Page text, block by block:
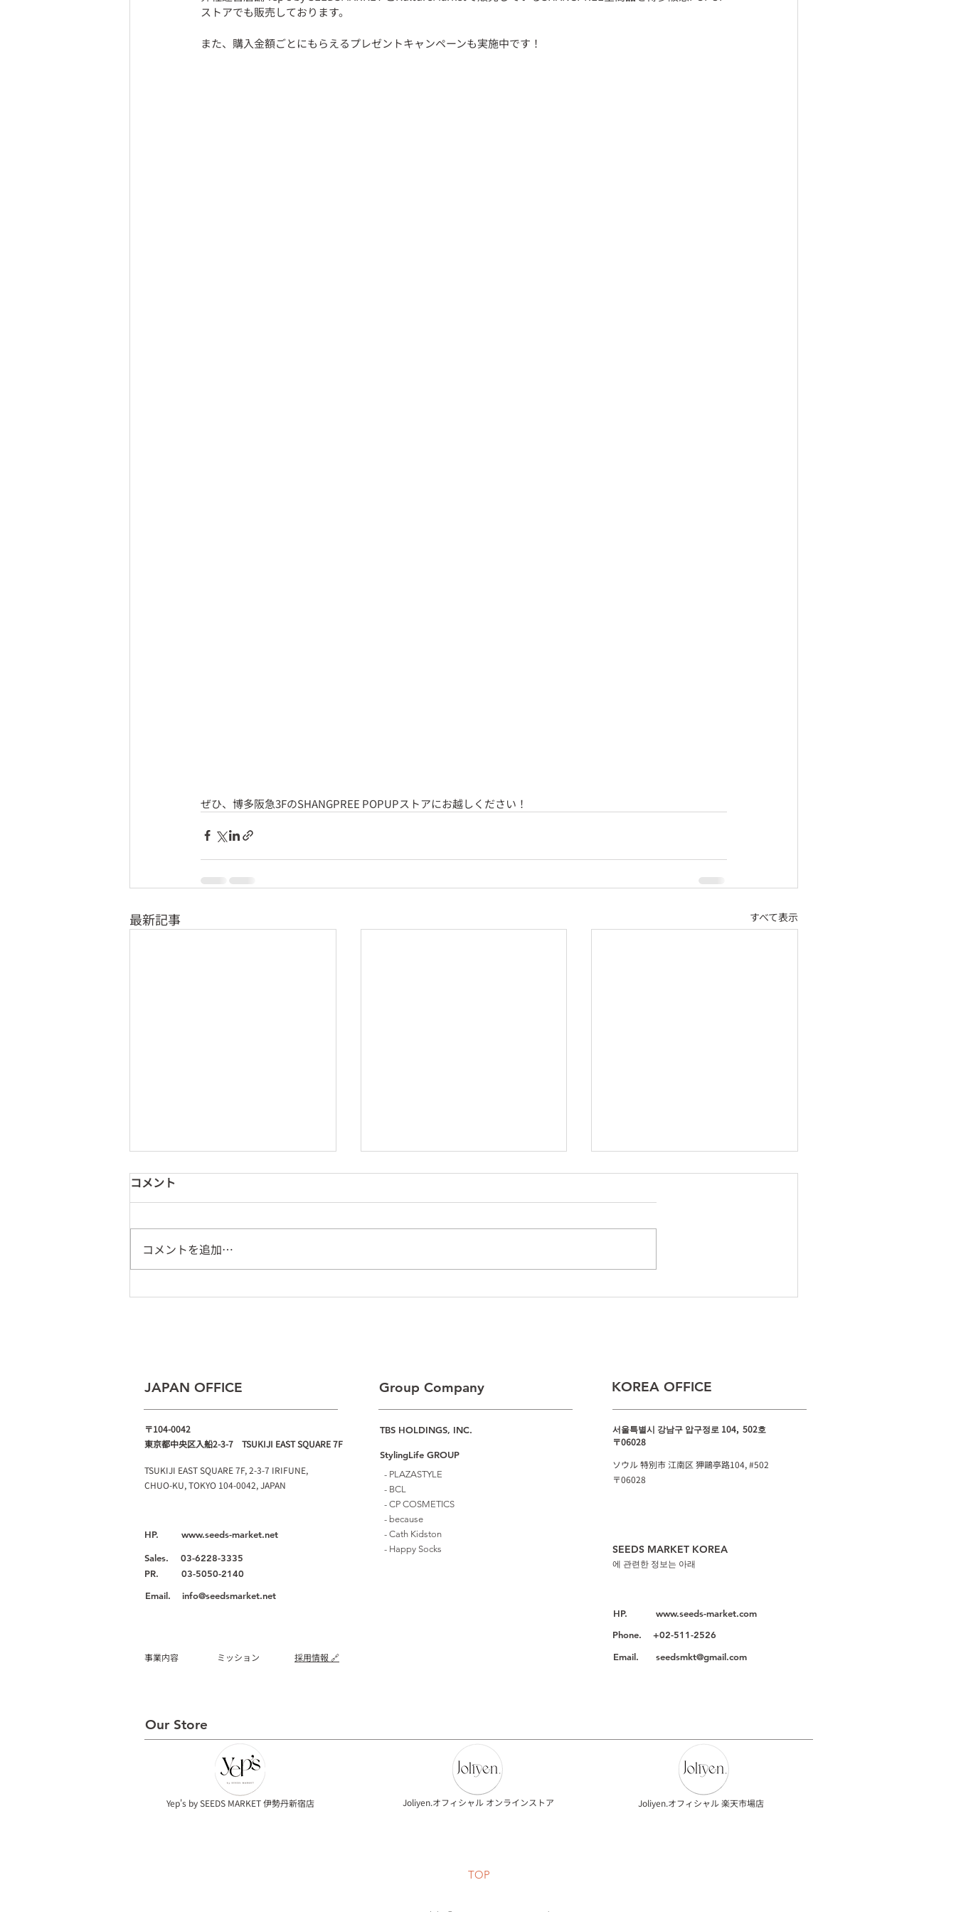
ストアでも販売しております。
また、購入金額ごとにもらえるプレゼントキャンペーンも実施中です！
ぜひ、博多阪急3FのSHANGPREE POPUPストアにお越しください！
最新記事 すべて表示
本場韓国のウェディング体験
韓国ヘアケアブランド
「SWING SPRING」を開催｜
コメント
コメントを追加…
JAPAN OFFICE
〒104-0042
東京都中央区入船2-3-7 TSUKIJI EAST SQUARE 7F
TSUKIJI EAST SQUARE 7F, 2-3-7 IRIFUNE,
CHUO-KU, TOKYO 104-0042, JAPAN
HP. www.seeds-market.net
Sales. 03-6228-3335
PR. 03-5050-2140
Email. info@seedsmarket.net
Group Company
TBS HOLDINGS, INC.
StylingLife GROUP
- PLAZASTYLE
- BCL
- CP COSMETICS
- because
- Cath Kidston
- Happy Socks
事業内容 ミッション 採用情報 🔗
KOREA OFFICE
서울특별시 강남구 압구정로 104, 502호
​〒06028​
ソウル 特別市 江南区 狎鷗亭路104, #502
​〒06028
SEEDS MARKET KOREA
에 관련한 정보는 아래
HP. www.seeds-market.com
Phone. +02-511-2526
Email. seedsmkt@gmail.com
Our Store
Yep's by SEEDS MARKET 伊勢丹新宿店 Joliyen.オフィシャル オンラインストア Joliyen.オフィシャル 楽天市場店
TOP